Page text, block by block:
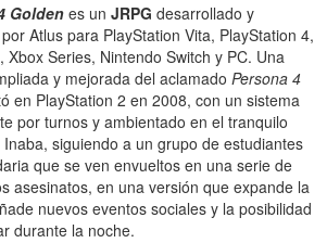
Golden es un JRPG desarrollado y
Atlus para PlayStation Vita, PlayStation 4,
Xbox Series, Nintendo Switch y PC. Una
y mejorada del aclamado Persona 4
en PlayStation 2 en 2008, con un sistema
por turnos y ambientado en el tranquilo
siguiendo a un grupo de estudiantes
que se ven envueltos en una serie de
asesinatos, en una versión que expande la
nuevos eventos sociales y la posibilidad
durante la noche.